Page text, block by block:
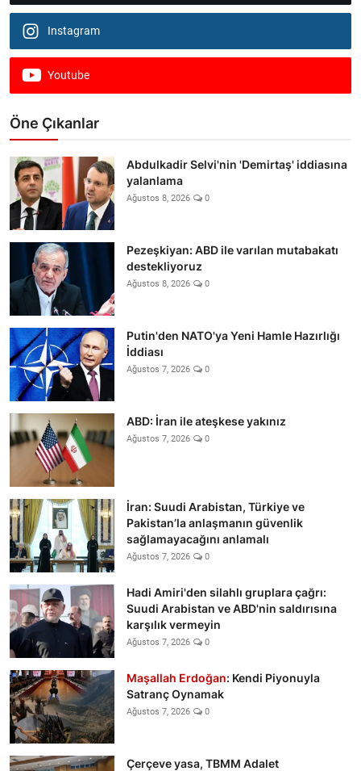
Instagram
Youtube
Öne Çıkanlar
Abdulkadir Selvi'nin 'Demirtaş' iddiasına
yalanlama
Ağustos 8, 2026 0
Pezeşkiyan: ABD ile varılan mutabakatı
destekliyoruz
Ağustos 8, 2026 0
Putin'den NATO'ya Yeni Hamle Hazırlığı
İddiası
Ağustos 7, 2026 0
ABD: İran ile ateşkese yakınız
Ağustos 7, 2026 0
İran: Suudi Arabistan, Türkiye ve
Pakistan’la anlaşmanın güvenlik
sağlamayacağını anlamalı
Ağustos 7, 2026 0
Hadi Amiri'den silahlı gruplara çağrı:
Suudi Arabistan ve ABD'nin saldırısına
karşılık vermeyin
Ağustos 7, 2026 0
Maşallah Erdoğan: Kendi Piyonuyla
Satranç Oynamak
Ağustos 7, 2026 0
Çerçeve yasa, TBMM Adalet